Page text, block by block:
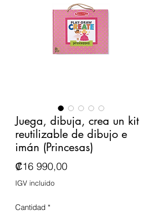
Juega, dibuja, crea un kit
reutilizable de dibujo e
imán (Princesas)
₡16 990,00Precio
IGV incluido
Cantidad *